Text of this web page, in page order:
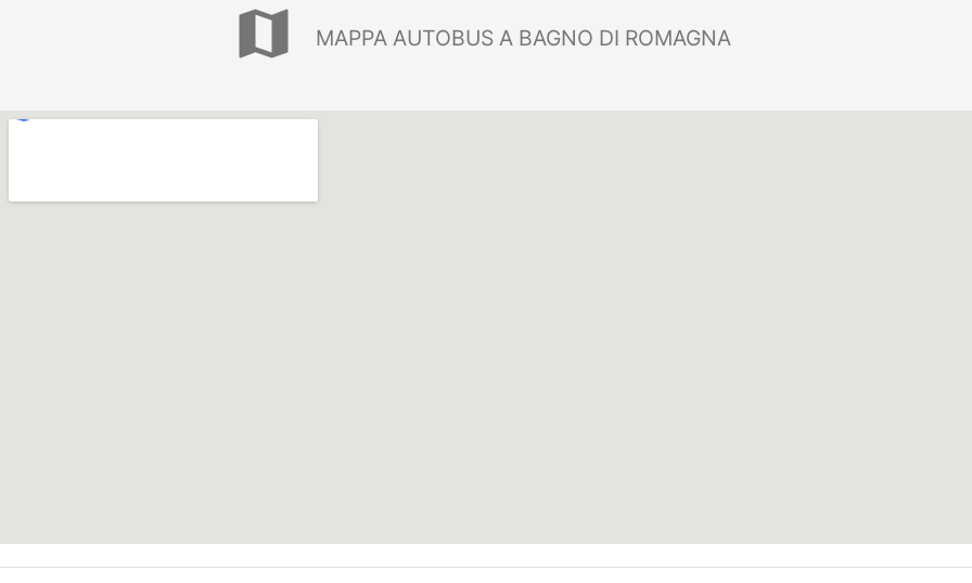
map MAPPA AUTOBUS A BAGNO DI ROMAGNA